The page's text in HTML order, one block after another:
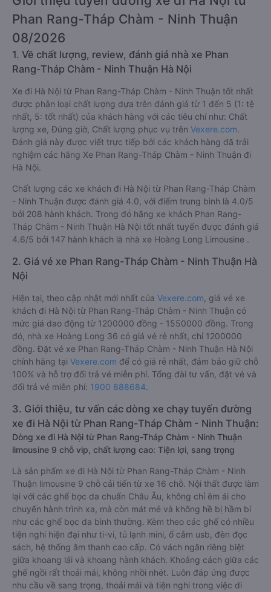
Phan Rang-Tháp Chàm - Ninh Thuận
08/2026
1. Về chất lượng, review, đánh giá nhà xe Phan
Rang-Tháp Chàm - Ninh Thuận Hà Nội
Xe đi Hà Nội từ Phan Rang-Tháp Chàm - Ninh Thuận tốt nhất
được phân loại chất lượng dựa trên đánh giá từ 1 đến 5 (1: tệ
nhất, 5: tốt nhất) của khách hàng với các tiêu chí như: Chất
lượng xe, Đúng giờ, Chất lượng phục vụ trên Vexere.com.
Đánh giá này được viết trực tiếp bởi các khách hàng đã trải
nghiệm các hãng Xe Phan Rang-Tháp Chàm - Ninh Thuận đi
Hà Nội.
Chất lượng các xe khách đi Hà Nội từ Phan Rang-Tháp Chàm
- Ninh Thuận được đánh giá 4.0, với điểm trung bình là 4.0/5
bởi 208 hành khách. Trong đó hãng xe khách Phan Rang-
Tháp Chàm - Ninh Thuận Hà Nội tốt nhất tuyến được đánh giá
4.6/5 bởi 147 hành khách là nhà xe Hoàng Long Limousine .
2. Giá vé xe Phan Rang-Tháp Chàm - Ninh Thuận Hà
Nội
Hiện tại, theo cập nhật mới nhất của Vexere.com , giá vé xe
khách đi Hà Nội từ Phan Rang-Tháp Chàm - Ninh Thuận có
mức giá dao động từ 1200000 đồng - 1550000 đồng. Trong
đó, nhà xe Hoàng Long 36 có giá vé rẻ nhất, chỉ 1200000
đồng. Đặt vé xe Phan Rang-Tháp Chàm - Ninh Thuận Hà Nội
chính hãng tại Vexere.com để có giá rẻ nhất, đảm bảo giữ chỗ
100% và hỗ trợ đổi trả vé miễn phí. Tổng đài tư vấn, đặt vé và
đổi trả vé miễn phí: 1900 888684.
3. Giới thiệu, tư vấn các dòng xe chạy tuyến đường
xe đi Hà Nội từ Phan Rang-Tháp Chàm - Ninh Thuận:
Dòng xe đi Hà Nội từ Phan Rang-Tháp Chàm - Ninh Thuận
limousine 9 chỗ vip, chất lượng cao: Tiện lợi, sang trọng
Là sản phẩm xe đi Hà Nội từ Phan Rang-Tháp Chàm - Ninh
Thuận limousine 9 chỗ cải tiến từ xe 16 chỗ. Nội thất được làm
lại với các ghế bọc da chuẩn Châu Âu, không chỉ êm ái cho
chuyến hành trình xa, mà còn mát mẻ và không hề bị hầm bí
như các ghế bọc da bình thường. Kèm theo các ghế có nhiều
tiện nghi hiện đại như ti-vi, tủ lạnh mini, ổ cắm usb, đèn đọc
sách, hệ thống âm thanh cao cấp. Có vách ngăn riêng biệt
giữa khoang lái và khoang hành khách. Khoảng cách giữa các
ghế ngồi rất thoải mái, không nhồi nhét. Luôn đáp ứng được
nhu cầu về sang trọng, thoải mái và tiện nghi trong việc di